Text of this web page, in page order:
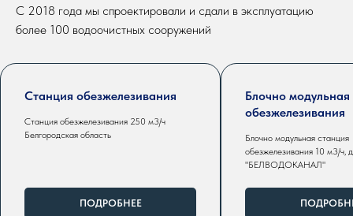
С 2018 года мы спроектировали и сдали в эксплуатацию
более 100 водоочистных сооружений
Станция обезжелезивания
Станция обезжелезивания 250 м3/ч
Белгородская область
ПОДРОБНЕЕ
Блочно модульная
обезжелезивания
Блочно модульная станция
обезжелезивания 10 м3/ч,
"БЕЛВОДОКАНАЛ"